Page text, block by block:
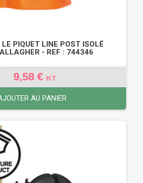
PIQUET LINE POST ISOLÉ
- REF : 744346
9,58 € H.T
AU PANIER